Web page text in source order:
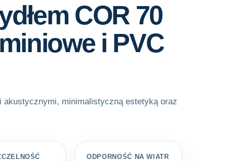
COR 70
i PVC
akustycznymi, minimalistyczną estetyką oraz
ODPORNOŚĆ NA WIATR